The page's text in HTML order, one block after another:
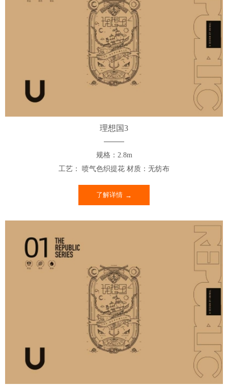
理想国3
规格：2.8m
工艺： 喷气色织提花 材质：无纺布
了解详情